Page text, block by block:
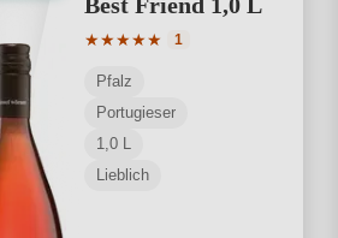
5 Sternen
★★★★★
Durchschnittliche Bewertung
1
Pfalz
Portugieser
1,0 L
Lieblich